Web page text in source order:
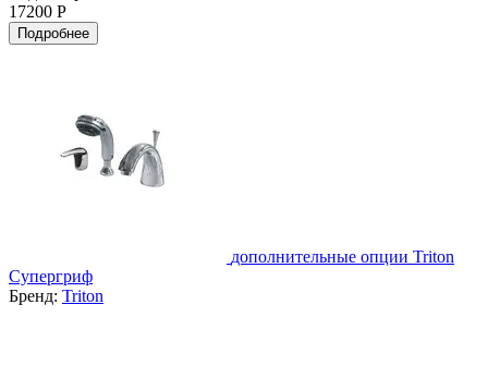
17200 Р
Подробнее
дополнительные опции Triton
Супергриф
Бренд: Triton